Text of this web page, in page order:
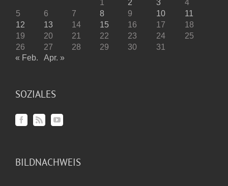
1 2 3
4
5
6 7 8 9 10
11
12
13 14 15 16 17
18
19
20 21 22 23 24
25
26
27 28 29 30
31
« Feb.
Apr. »
SOZIALES
BILDNACHWEIS